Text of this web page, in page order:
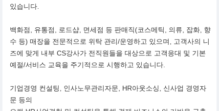
있습니다.
백화점, 유통점, 로드샵, 면세점 등 판매직(코스메틱, 의류, 잡화, 향
수 등) 매장을 전문적으로 위탁 관리/운영하고 있으며, 고객사의 니
즈에 맞게 내부 CS강사가 전직원들을 대상으로 고객응대 및 기본
예절/서비스 교육을 주기적으로 시행하고 있습니다.
기업경영 컨설팅, 인사노무관리자문, HR아웃소싱, 신사업 경영자
문 등의